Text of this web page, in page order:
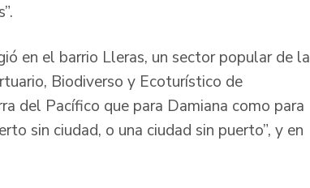
en el barrio Lleras, un sector popular de la
Biodiverso y Ecoturístico de
del Pacífico que para Damiana como para
sin ciudad, o una ciudad sin puerto”, y en